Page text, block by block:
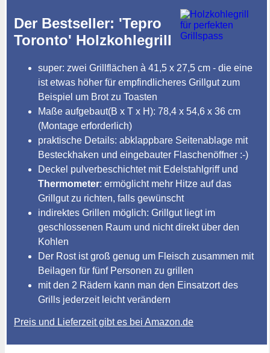
Der Bestseller: 'Tepro
Toronto' Holzkohlegrill
super: zwei Grillflächen à 41,5 x 27,5 cm - die eine
ist etwas höher für empfindlicheres Grillgut zum
Beispiel um Brot zu Toasten
Maße aufgebaut(B x T x H): 78,4 x 54,6 x 36 cm
(Montage erforderlich)
praktische Details: abklappbare Seitenablage mit
Besteckhaken und eingebauter Flaschenöffner :-)
Deckel pulverbeschichtet mit Edelstahlgriff und
Thermometer: ermöglicht mehr Hitze auf das
Grillgut zu richten, falls gewünscht
indirektes Grillen möglich: Grillgut liegt im
geschlossenen Raum und nicht direkt über den
Kohlen
Der Rost ist groß genug um Fleisch zusammen mit
Beilagen für fünf Personen zu grillen
mit den 2 Rädern kann man den Einsatzort des
Grills jederzeit leicht verändern
Preis und Lieferzeit gibt es bei Amazon.de